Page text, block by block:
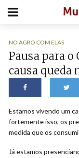
NO AGRO COM ELAS
Pausa para
causa queda
Estamos vivendo um
fortemente isso, os
medida que os
Já estamos